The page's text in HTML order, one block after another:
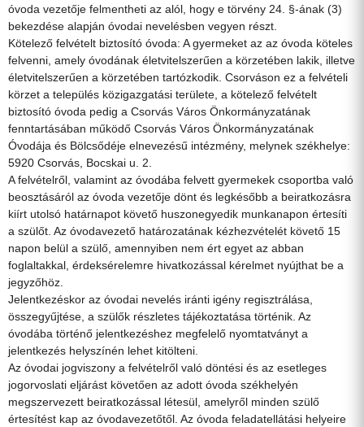
óvoda vezetője felmentheti az alól, hogy e törvény 24. §-ának (3)
bekezdése alapján óvodai nevelésben vegyen részt.
Kötelező felvételt biztosító óvoda: A gyermeket az az óvoda köteles
felvenni, amely óvodának életvitelszerűen a körzetében lakik, illetve
életvitelszerűen a körzetében tartózkodik. Csorváson ez a felvételi
körzet a település közigazgatási területe, a kötelező felvételt
biztosító óvoda pedig a Csorvás Város Önkormányzatának
fenntartásában működő Csorvás Város Önkormányzatának
Óvodája és Bölcsődéje elnevezésű intézmény, melynek székhelye:
5920 Csorvás, Bocskai u. 2.
A felvételről, valamint az óvodába felvett gyermekek csoportba való
beosztásáról az óvoda vezetője dönt és legkésőbb a beiratkozásra
kiírt utolsó határnapot követő huszonegyedik munkanapon értesíti
a szülőt. Az óvodavezető határozatának kézhezvételét követő 15
napon belül a szülő, amennyiben nem ért egyet az abban
foglaltakkal, érdeksérelemre hivatkozással kérelmet nyújthat be a
jegyzőhöz.
Jelentkezéskor az óvodai nevelés iránti igény regisztrálása,
összegyűjtése, a szülők részletes tájékoztatása történik. Az
óvodába történő jelentkezéshez megfelelő nyomtatványt a
jelentkezés helyszínén lehet kitölteni.
Az óvodai jogviszony a felvételről való döntési és az esetleges
jogorvoslati eljárást követően az adott óvoda székhelyén
megszervezett beiratkozással létesül, amelyről minden szülő
értesítést kap az óvodavezetőtől. Az óvoda feladatellátási helyeire